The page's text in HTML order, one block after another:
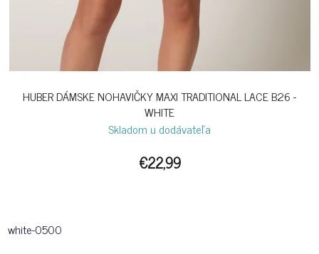
HUBER DÁMSKE NOHAVIČKY MAXI TRADITIONAL LACE B26 -
WHITE
Skladom u dodávateľa
€22,99
white-0500